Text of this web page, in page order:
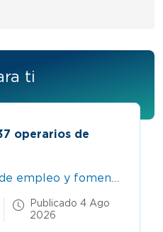
ti
operarios de
Trabaja en Agencia de empleo y fomento empresarial compensar
Publicado 4 Ago
2026